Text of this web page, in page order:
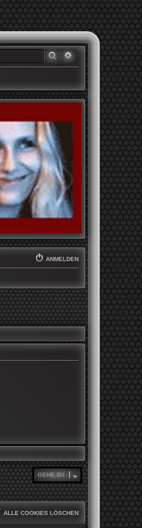
SUCHE
ANMELDEN
GEHE ZU
ALLE COOKIES LÖSCHEN